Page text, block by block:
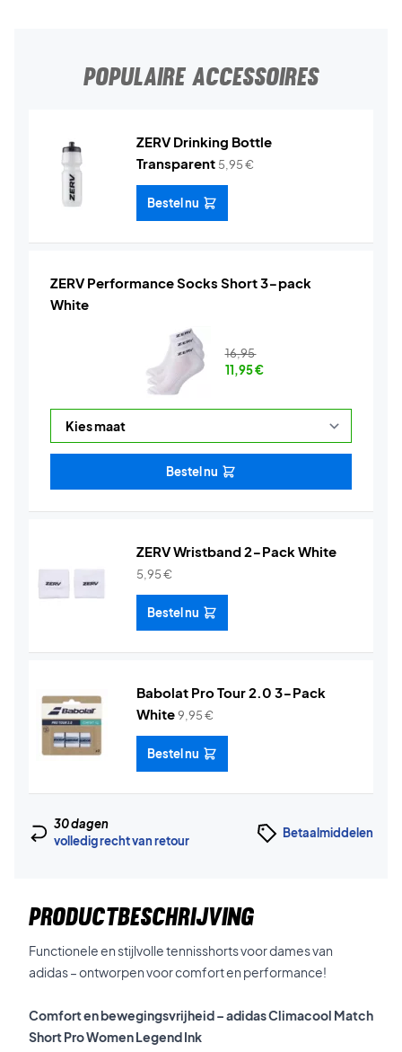
POPULAIRE ACCESSOIRES
ZERV Drinking Bottle
Transparent 5,95€
Bestel nu
ZERV Performance Socks Short 3-pack
White
16,95
11,95€
Bestel nu
ZERV Wristband 2-Pack White
5,95€
Bestel nu
Babolat Pro Tour 2.0 3-Pack
White9,95€
Bestel nu
30 dagen
volledig recht van retour
Betaalmiddelen
PRODUCTBESCHRIJVING
Functionele en stijlvolle tennisshorts voor dames van
adidas – ontworpen voor comfort en performance!
Comfort en bewegingsvrijheid – adidas Climacool Match
Short Pro Women Legend Ink